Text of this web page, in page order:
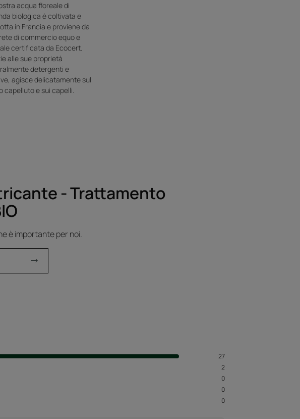
acqua floreale di
biologica è coltivata e
in Francia e proviene da
di commercio equo e
certificata da Ecocert.
alle sue proprietà
detergenti e
agisce delicatamente sul
capelluto e sui capelli.
- Trattamento
è importante per noi.
27
2
0
0
0